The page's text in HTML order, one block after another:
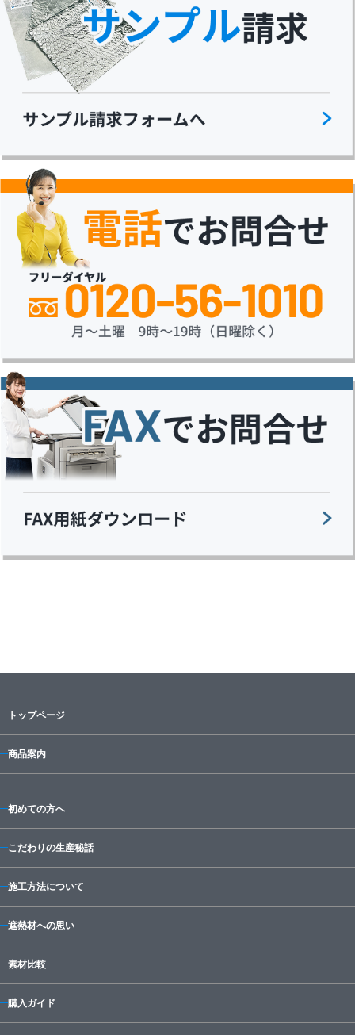
トップページ
商品案内
初めての方へ
こだわりの生産秘話
施工方法について
遮熱材への思い
素材比較
購入ガイド